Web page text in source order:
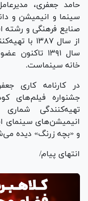
حامد جعفری،
سینما و انیمیشن و
صنایع فرهنگی و رشته
از سال
سال ۱۳۹۱
خانه سینماست.
در کارنامه کاری
جشنواره فیلم‌های
تهیه‌کنندگی
انیمیشن‌های سینمای
و «بچه زرنگ» دیده
انتهای پیام/